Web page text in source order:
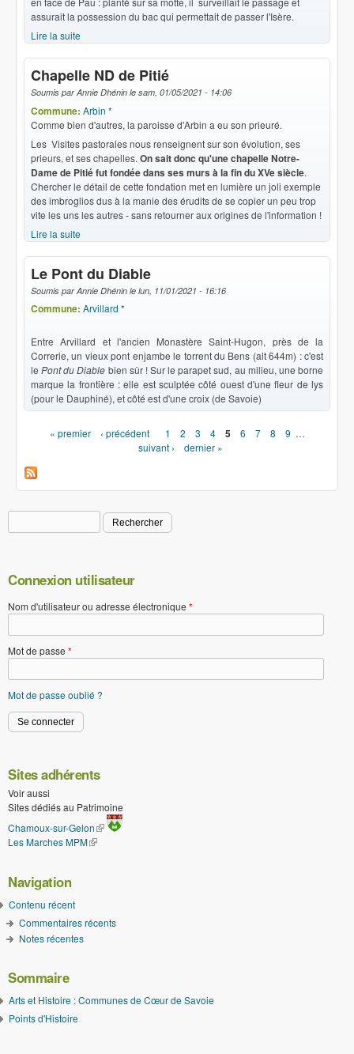
assurait la possession du bac qui permettait de passer l'Isère.
Lire la suite
Chapelle ND de Pitié
Soumis parAnnie Dhénin le sam, 01/05/2021 - 14:06
Commune: Arbin *
Comme bien d'autres, la paroisse d'Arbin a eu son prieuré.
Les Visites pastorales nous renseignent sur son évolution, ses
prieurs, et ses chapelles. On sait donc qu'une chapelle Notre-
Dame de Pitié fut fondée dans ses murs à la fin du XVe siècle.
Chercher le détail de cette fondation met en lumière un joli exemple
des imbroglios dus à la manie des érudits de se copier un peu trop
vite les uns les autres - sans retourner aux origines de l'information !
Lire la suite
Le Pont du Diable
Soumis parAnnie Dhénin le lun, 11/01/2021 - 16:16
Commune: Arvillard *
Entre Arvillard et l'ancien Monastère Saint-Hugon, près de la
Correrie, un vieux pont enjambe le torrent du Bens (alt 644m) : c'est
lePont du Diable bien sûr ! Sur le parapet sud, au milieu, une borne
marque la frontière : elle est sculptée côté ouest d'une fleur de lys
(pour le Dauphiné), et côté est d'une croix (de Savoie)
Pages
« premier ‹ précédent 1 2 3 4 5 6 7 8 9 …
suivant ›
dernier »
Formulaire de recherche
Connexion utilisateur
Nom d'utilisateur ou adresse électronique *
Mot de passe *
Mot de passe oublié ?
Sites adhérents
Voir aussi
Sites dédiés au Patrimoine
Chamoux-sur-Gelon (le lien est externe)
Les Marches MPM(le lien est externe)
Navigation
Contenu récent
Commentaires récents
Notes récentes
Sommaire
Arts et Histoire : Communes de Cœur de Savoie
Points d'Histoire